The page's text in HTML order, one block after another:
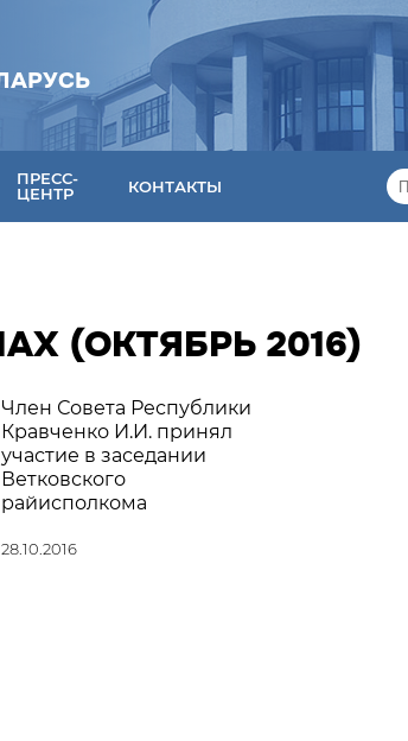
ПРЕСС-
ЦЕНТР
КОНТАКТЫ
(ОКТЯБРЬ 2016)
Член Совета Республики
Кравченко И.И. принял
участие в заседании
Ветковского
райисполкома
28.10.2016